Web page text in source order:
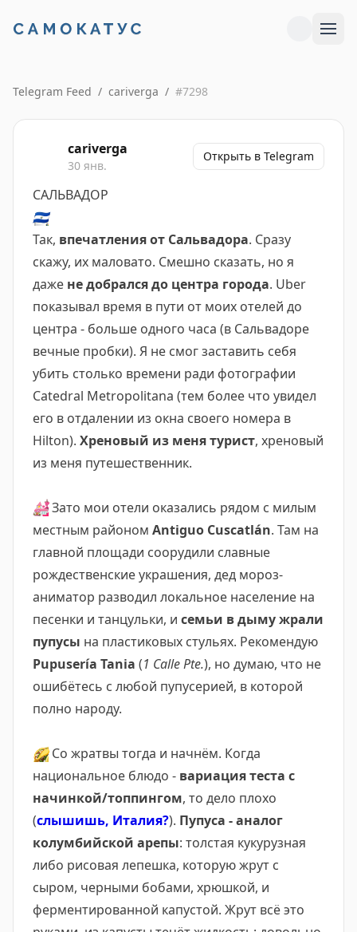
Telegram Feed / cariverga / #7298
cariverga
30 янв.
Открыть в Telegram
САЛЬВАДОР
🇸🇻
Так, впечатления от Сальвадора. Сразу
скажу, их маловато. Смешно сказать, но я
даже не добрался до центра города. Uber
показывал время в пути от моих отелей до
центра - больше одного часа (в Сальвадоре
вечные пробки). Я не смог заставить себя
убить столько времени ради фотографии
Catedral Metropolitana (тем более что увидел
его в отдалении из окна своего номера в
Hilton). Хреновый из меня турист, хреновый
из меня путешественник.
💒Зато мои отели оказались рядом с милым
местным районом Antiguo Cuscatlán. Там на
главной площади соорудили славные
рождественские украшения, дед мороз-
аниматор разводил локальное население на
песенки и танцульки, и семьи в дыму жрали
пупусы на пластиковых стульях. Рекомендую
Pupusería Tania (1 Calle Pte.), но думаю, что не
ошибётесь с любой пупусерией, в которой
полно народу.
🌮Со жратвы тогда и начнём. Когда
национальное блюдо - вариация теста с
начинкой/топпингом, то дело плохо
(слышишь, Италия?). Пупуса - аналог
колумбийской арепы: толстая кукурузная
либо рисовая лепешка, которую жрут с
сыром, черными бобами, хрюшкой, и
ферментированной капустой. Жрут всё это